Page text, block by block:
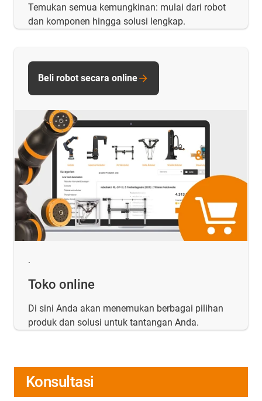
Temukan semua kemungkinan: mulai dari robot
dan komponen hingga solusi lengkap.
.
Toko online
Di sini Anda akan menemukan berbagai pilihan
produk dan solusi untuk tantangan Anda.
Beli robot secara online
Konsultasi